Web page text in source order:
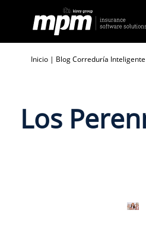
content
Inicio | Blog Correduría Inteligente
Los